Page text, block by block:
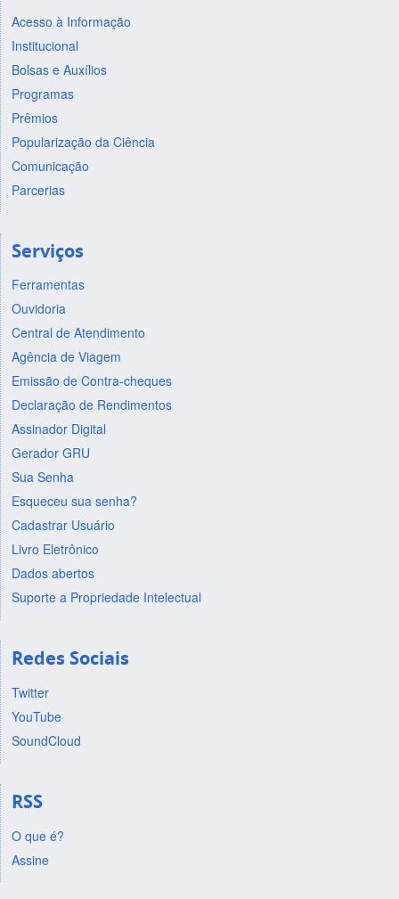
Acesso à Informação
Institucional
Bolsas e Auxílios
Programas
Prêmios
Popularização da Ciência
Comunicação
Parcerias
Serviços
Ferramentas
Ouvidoria
Central de Atendimento
Agência de Viagem
Emissão de Contra-cheques
Declaração de Rendimentos
Assinador Digital
Gerador GRU
Sua Senha
Esqueceu sua senha?
Cadastrar Usuário
Livro Eletrônico
Dados abertos
Suporte a Propriedade Intelectual
Redes Sociais
Twitter
YouTube
SoundCloud
RSS
O que é?
Assine